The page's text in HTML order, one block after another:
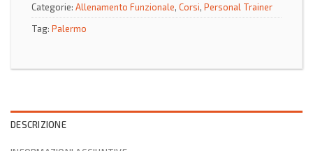
Categorie: Allenamento Funzionale, Corsi, Personal Trainer
Tag: Palermo
DESCRIZIONE